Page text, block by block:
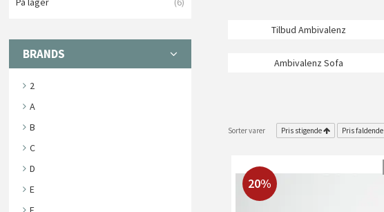
BRANDS
2
A
B
C
D
E
Tilbud Ambivalenz
Ambivalenz Sofa
Sorter varer Pris stigende Pris faldende
20%